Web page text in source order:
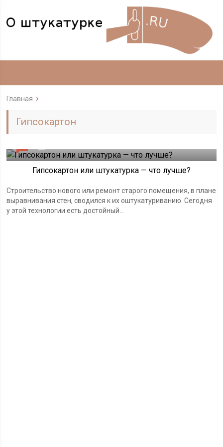
Главная
Гипсокартон
Гипсокартон или штукатурка — что лучше?
Строительство нового или ремонт старого помещения, в плане
выравнивания стен, сводился к их оштукатуриванию. Сегодня
у этой технологии есть достойный...